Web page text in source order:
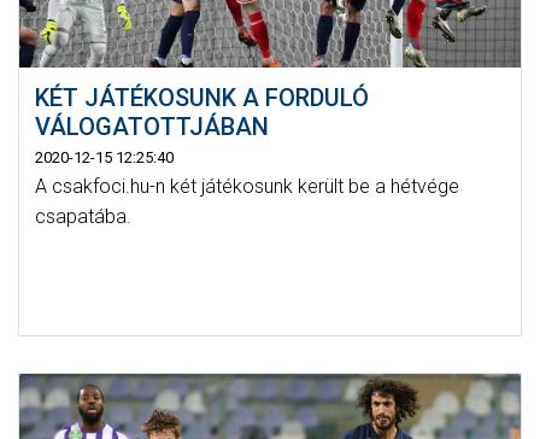
KÉT JÁTÉKOSUNK A FORDULÓ
VÁLOGATOTTJÁBAN
2020-12-15 12:25:40
A csakfoci.hu-n két játékosunk került be a hétvége
csapatába.